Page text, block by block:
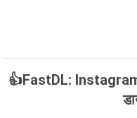
👍FastDL: Instagram